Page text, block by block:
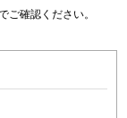
ご確認ください。